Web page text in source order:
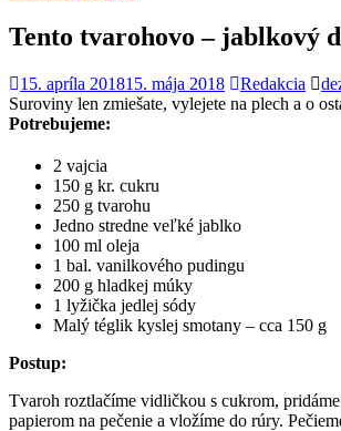
Tento tvarohovo – jablkový
15. apríla 201815. mája 2018 Redakcia
Suroviny len zmiešate, vylejete na plech a o
Potrebujeme:
2 vajcia
150 g kr. cukru
250 g tvarohu
Jedno stredne veľké jablko
100 ml oleja
1 bal. vanilkového pudingu
200 g hladkej múky
1 lyžička jedlej sódy
Malý téglik kyslej smotany – cca 150 g
Postup:
Tvaroh roztlačíme vidličkou s cukrom,
papierom na pečenie a vložíme do rúry.